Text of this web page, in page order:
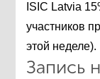
ISIC Latvia
участников
этой неделе).
Запись